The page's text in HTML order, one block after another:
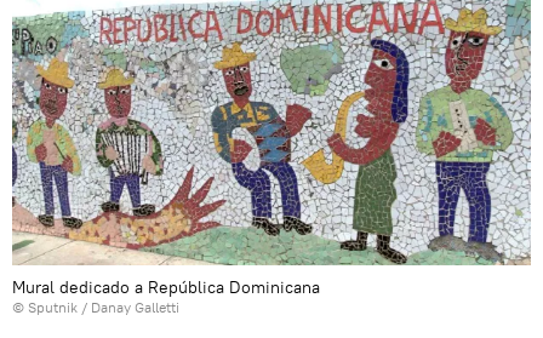
Mural dedicado a República Dominicana
© Sputnik / Danay Galletti